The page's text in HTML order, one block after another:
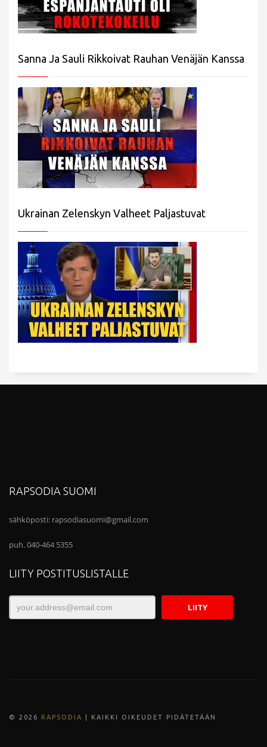
Sanna Ja Sauli Rikkoivat Rauhan Venäjän Kanssa
Ukrainan Zelenskyn Valheet Paljastuvat
RAPSODIA SUOMI
sähköposti: rapsodiasuomi@gmail.com
puh. 040-464 5355
LIITY POSTITUSLISTALLE
© 202 6 RAPSODIA | KAIKKI OIKEUDET PIDÄTETÄÄN